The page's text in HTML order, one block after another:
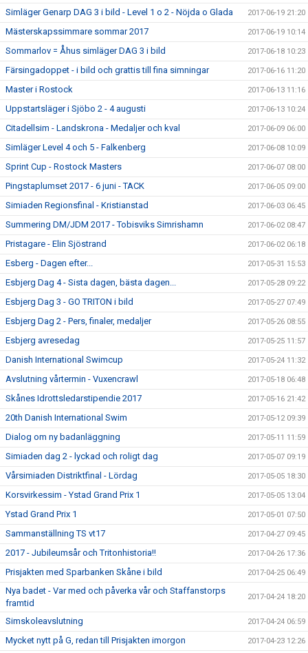
Simläger Genarp DAG 3 i bild - Level 1 o 2 - Nöjda o Glada 2017-06-19 21:20
Mästerskapssimmare sommar 2017 2017-06-19 10:14
Sommarlov = Åhus simläger DAG 3 i bild 2017-06-18 10:23
Färsingadoppet - i bild och grattis till fina simningar 2017-06-16 11:20
Master i Rostock 2017-06-13 11:16
Uppstartsläger i Sjöbo 2 - 4 augusti 2017-06-13 10:24
Citadellsim - Landskrona - Medaljer och kval 2017-06-09 06:00
Simläger Level 4 och 5 - Falkenberg 2017-06-08 10:09
Sprint Cup - Rostock Masters 2017-06-07 08:00
Pingstaplumset 2017 - 6 juni - TACK 2017-06-05 09:00
Simiaden Regionsfinal - Kristianstad 2017-06-03 06:45
Summering DM/JDM 2017 - Tobisviks Simrishamn 2017-06-02 08:47
Pristagare - Elin Sjöstrand 2017-06-02 06:18
Esberg - Dagen efter... 2017-05-31 15:53
Esbjerg Dag 4 - Sista dagen, bästa dagen... 2017-05-28 09:22
Esbjerg Dag 3 - GO TRITON i bild 2017-05-27 07:49
Esbjerg Dag 2 - Pers, finaler, medaljer 2017-05-26 08:55
Esbjerg avresedag 2017-05-25 11:57
Danish International Swimcup 2017-05-24 11:32
Avslutning vårtermin - Vuxencrawl 2017-05-18 06:48
Skånes Idrottsledarstipendie 2017 2017-05-16 21:42
20th Danish International Swim 2017-05-12 09:39
Dialog om ny badanläggning 2017-05-11 11:59
Simiaden dag 2 - lyckad och roligt dag 2017-05-07 09:19
Vårsimiaden Distriktfinal - Lördag 2017-05-05 18:30
Korsvirkessim - Ystad Grand Prix 1 2017-05-05 13:04
Ystad Grand Prix 1 2017-05-01 07:50
Sammanställning TS vt17 2017-04-27 09:45
2017 - Jubileumsår och Tritonhistoria!! 2017-04-26 17:36
Prisjakten med Sparbanken Skåne i bild 2017-04-25 06:49
Nya badet - Var med och påverka vår och Staffanstorps
framtid
2017-04-24 18:20
Simskoleavslutning 2017-04-24 06:59
Mycket nytt på G, redan till Prisjakten imorgon 2017-04-23 12:26